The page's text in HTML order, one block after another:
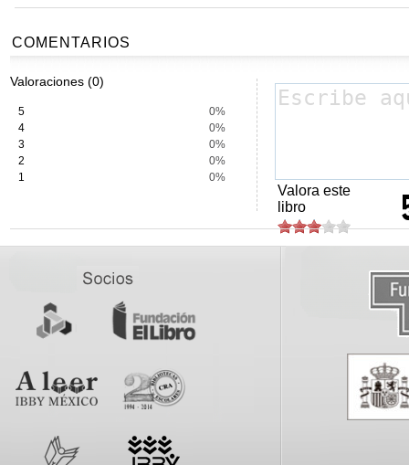
COMENTARIOS
Valoraciones (0)
5
0%
4
0%
3
0%
2
0%
1
0%
Valora este
libro